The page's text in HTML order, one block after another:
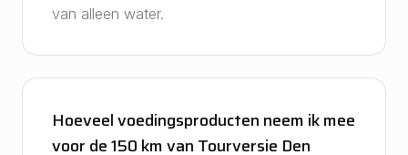
van alleen water.
Hoeveel voedingsproducten neem ik mee
voor de 150 km van Tourversie Den